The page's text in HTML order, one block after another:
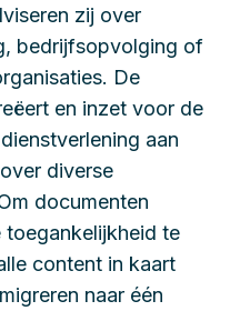
zij over
bedrijfsopvolging of
De
en inzet voor de
aan
diverse
documenten
toegankelijkheid te
content in kaart
naar één